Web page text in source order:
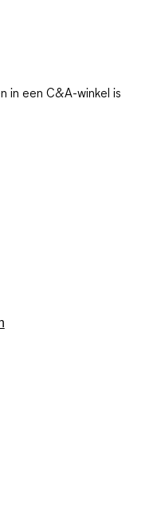
in een C&A-winkel is